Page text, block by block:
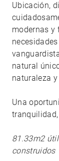
Ubicación,
modernas y
natural
naturaleza
Una
81.33m2
construidos